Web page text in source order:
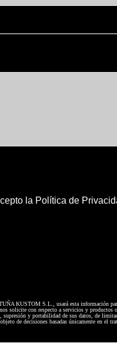
la Política de
KUSTOM S.L., usará esta información
solicite con respecto a servicios y productos
supresión y portabilidad de sus datos, de
de decisiones basadas únicamente en el